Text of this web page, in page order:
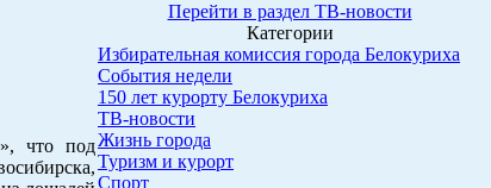
что под
Перейти в раздел ТВ-новости
Категории
Избирательная комиссия города Белокуриха
События недели
150 лет курорту Белокуриха
ТВ-новости
Жизнь города
Туризм и курорт
Спорт